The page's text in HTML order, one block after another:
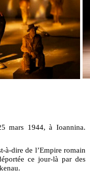
mars 1944, à Ioannina.
à-dire de l’Empire romain
ce jour-là par des